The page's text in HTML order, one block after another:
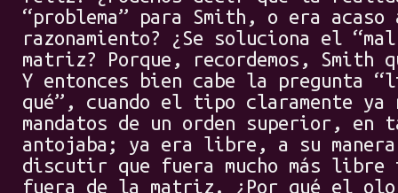
“problema” para Smith, o era
razonamiento? ¿Se soluciona el
matriz? Porque, recordemos,
Y entonces bien cabe la pregunta
qué”, cuando el tipo claramente ya
mandatos de un orden superior,
antojaba; ya era libre, a su
discutir que fuera mucho más libre
fuera de la matriz. ¿Por qué el